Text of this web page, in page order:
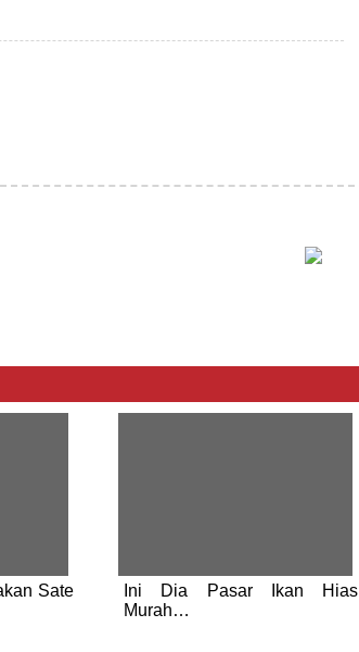
Sate
Ini Dia Pasar Ikan Hias
Murah…